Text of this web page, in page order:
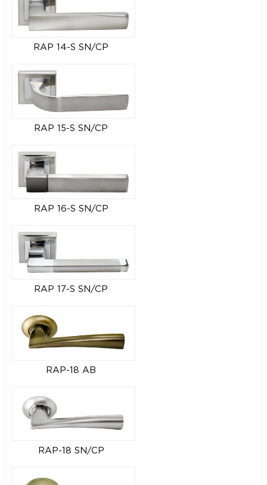
RAP 14-S SN/CP
RAP 15-S SN/CP
RAP 16-S SN/CP
RAP 17-S SN/CP
RAP-18 AB
RAP-18 SN/CP